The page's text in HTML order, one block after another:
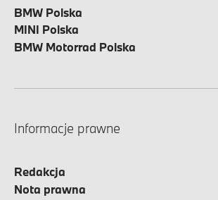
BMW Polska
MINI Polska
BMW Motorrad Polska
Informacje prawne
Redakcja
Nota prawna